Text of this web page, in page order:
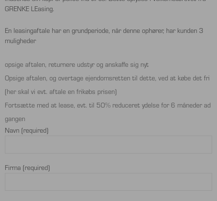
GRENKE LEasing.
En leasingaftale har en grundperiode, når denne ophører, har kunden 3
muligheder
opsige aftalen, returnere udstyr og anskaffe sig nyt
Opsige aftalen, og overtage ejendomsretten til dette, ved at købe det fri
(her skal vi evt. aftale en frikøbs prisen)
Fortsætte med at lease, evt. til 50% reduceret ydelse for 6 måneder ad
gangen
Navn (required)
Firma (required)